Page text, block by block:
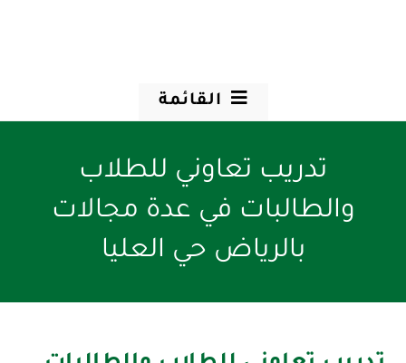
القائمة
تدريب تعاوني للطلاب
والطالبات في عدة مجالات
بالرياض حي العليا